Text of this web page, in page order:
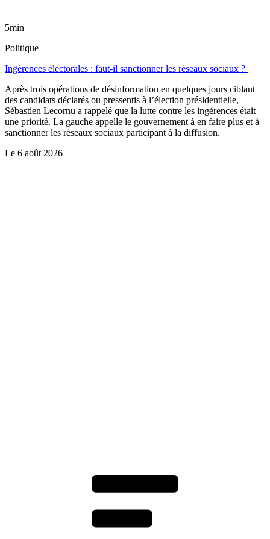
5min
Politique
Ingérences électorales : faut-il sanctionner les réseaux sociaux ?
Après trois opérations de désinformation en quelques jours ciblant
des candidats déclarés ou pressentis à l’élection présidentielle,
Sébastien Lecornu a rappelé que la lutte contre les ingérences était
une priorité. La gauche appelle le gouvernement à en faire plus et à
sanctionner les réseaux sociaux participant à la diffusion.
Le 6 août 2026